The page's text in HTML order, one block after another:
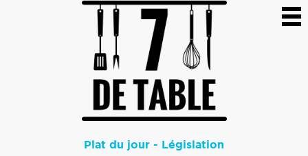
Plat du jour - Législation